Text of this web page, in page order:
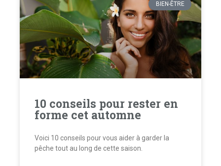
BIEN-ÊTRE
10 conseils pour rester en
forme cet automne
Voici 10 conseils pour vous aider à garder la
pêche tout au long de cette saison.